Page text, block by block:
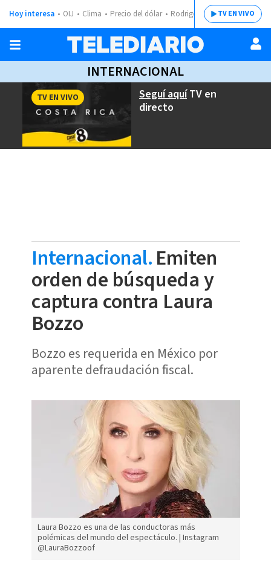
Hoy interesa OIJ Clima Precio del dólar Rodrigo ChavesTV EN VIVO
INTERNACIONAL
Seguí aquíTV en
directo
TV EN VIVO
Internacional.Emiten
orden de búsqueda y
captura contra Laura
Bozzo
Bozzo es requerida en México por
aparente defraudación fiscal.
Laura Bozzo es una de las conductoras más
polémicas del mundo del espectáculo. | Instagram
@LauraBozzoof